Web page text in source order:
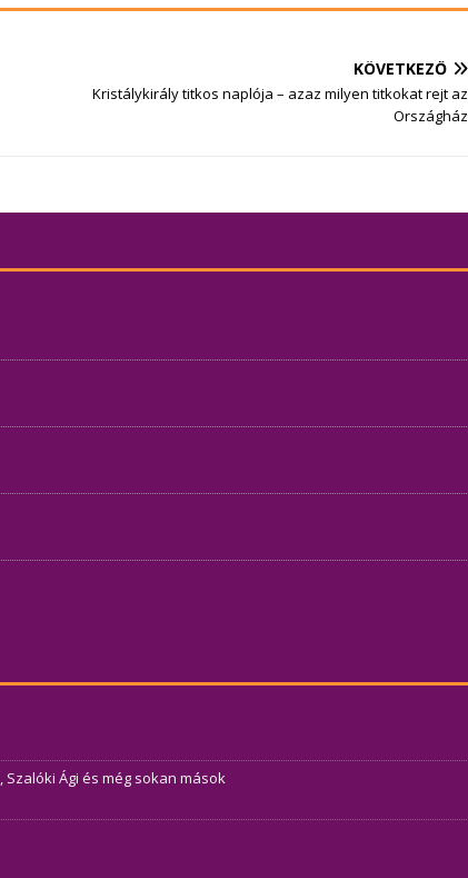
KÖVETKEZŐ
Kristálykirály titkos naplója – azaz milyen titkokat rejt az
Országház
Ági és még sokan mások